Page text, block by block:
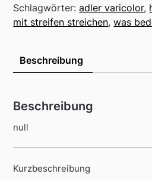
Schlagwörter:adler varicolor,
mit streifen streichen,was
Beschreibung
Beschreibung
null
Kurzbeschreibung